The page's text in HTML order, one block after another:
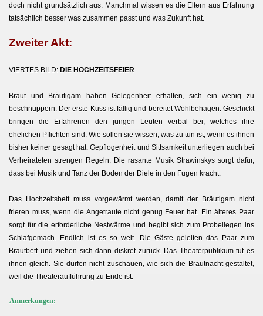
doch nicht grundsätzlich aus. Manchmal wissen es die Eltern aus Erfahrung
tatsächlich besser was zusammen passt und was Zukunft hat.
Zweiter Akt:
VIERTES BILD: DIE HOCHZEITSFEIER
Braut und Bräutigam haben Gelegenheit erhalten, sich ein wenig zu
beschnuppern. Der erste Kuss ist fällig und bereitet Wohlbehagen. Geschickt
bringen die Erfahrenen den jungen Leuten verbal bei, welches ihre
ehelichen Pflichten sind. Wie sollen sie wissen, was zu tun ist, wenn es ihnen
bisher keiner gesagt hat. Gepflogenheit und Sittsamkeit unterliegen auch bei
Verheirateten strengen Regeln. Die rasante Musik Strawinskys sorgt dafür,
dass bei Musik und Tanz der Boden der Diele in den Fugen kracht.
Das Hochzeitsbett muss vorgewärmt werden, damit der Bräutigam nicht
frieren muss, wenn die Angetraute nicht genug Feuer hat. Ein älteres Paar
sorgt für die erforderliche Nestwärme und begibt sich zum Probeliegen ins
Schlafgemach. Endlich ist es so weit. Die Gäste geleiten das Paar zum
Brautbett und ziehen sich dann diskret zurück. Das Theaterpublikum tut es
ihnen gleich. Sie dürfen nicht zuschauen, wie sich die Brautnacht gestaltet,
weil die Theateraufführung zu Ende ist.
Anmerkungen: